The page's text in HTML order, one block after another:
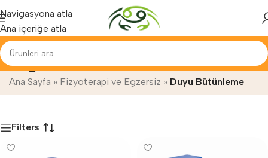
Navigasyona atla
Ana içeriğe atla
Yenilenen arayüzümüz ile hizmetinizdeyiz...
Duyu Bütünleme
Ana Sayfa » Fizyoterapi ve Egzersiz » Duyu Bütünleme
Filters